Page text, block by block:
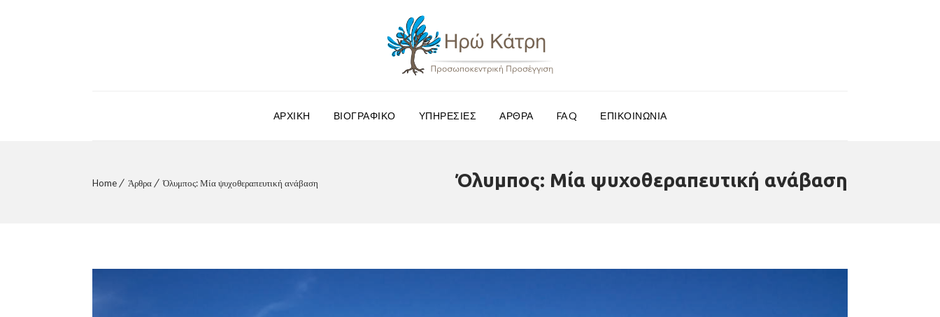
ΑΡΧΙΚΉ ΒΙΟΓΡΑΦΙΚΌ ΥΠΗΡΕΣΊΕΣ ΆΡΘΡΑ FAQ ΕΠΙΚΟΙΝΩΝΊΑ
Όλυμπος: Μία ψυχοθεραπευτική ανάβαση
Home Άρθρα Όλυμπος: Μία ψυχοθεραπευτική ανάβαση